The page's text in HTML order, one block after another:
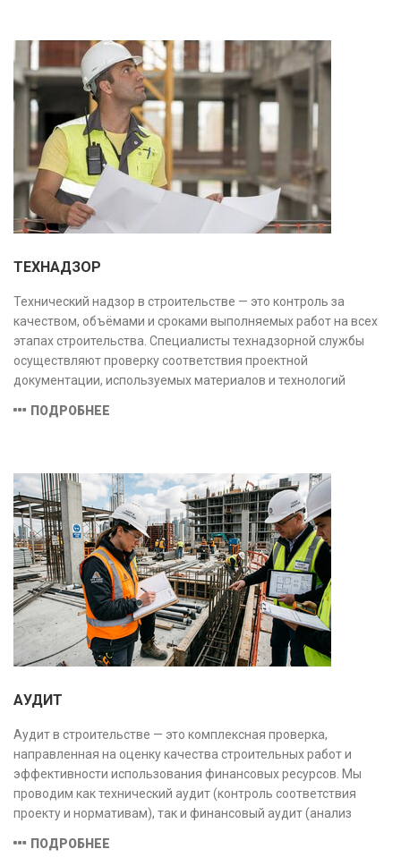
ТЕХНАДЗОР
Технический надзор в строительстве — это контроль за
качеством, объёмами и сроками выполняемых работ на всех
этапах строительства. Специалисты технадзорной службы
осуществляют проверку соответствия проектной
документации, используемых материалов и технологий
безопасность и надёжность объекта.
ПОДРОБНЕЕ
АУДИТ
Аудит в строительстве — это комплексная проверка,
направленная на оценку качества строительных работ и
эффективности использования финансовых ресурсов. Мы
проводим как технический аудит (контроль соответствия
проекту и нормативам), так и финансовый аудит (анализ
безопасность и экономическую обоснованность проекта.
ПОДРОБНЕЕ